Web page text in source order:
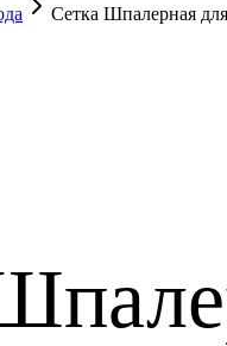
Сетка Шпалерная